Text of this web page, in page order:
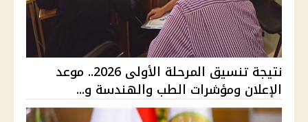
نتيجة تنسيق المرحلة الأولى 2026.. موعد
الإعلان ومؤشرات الطب والهندسة و...